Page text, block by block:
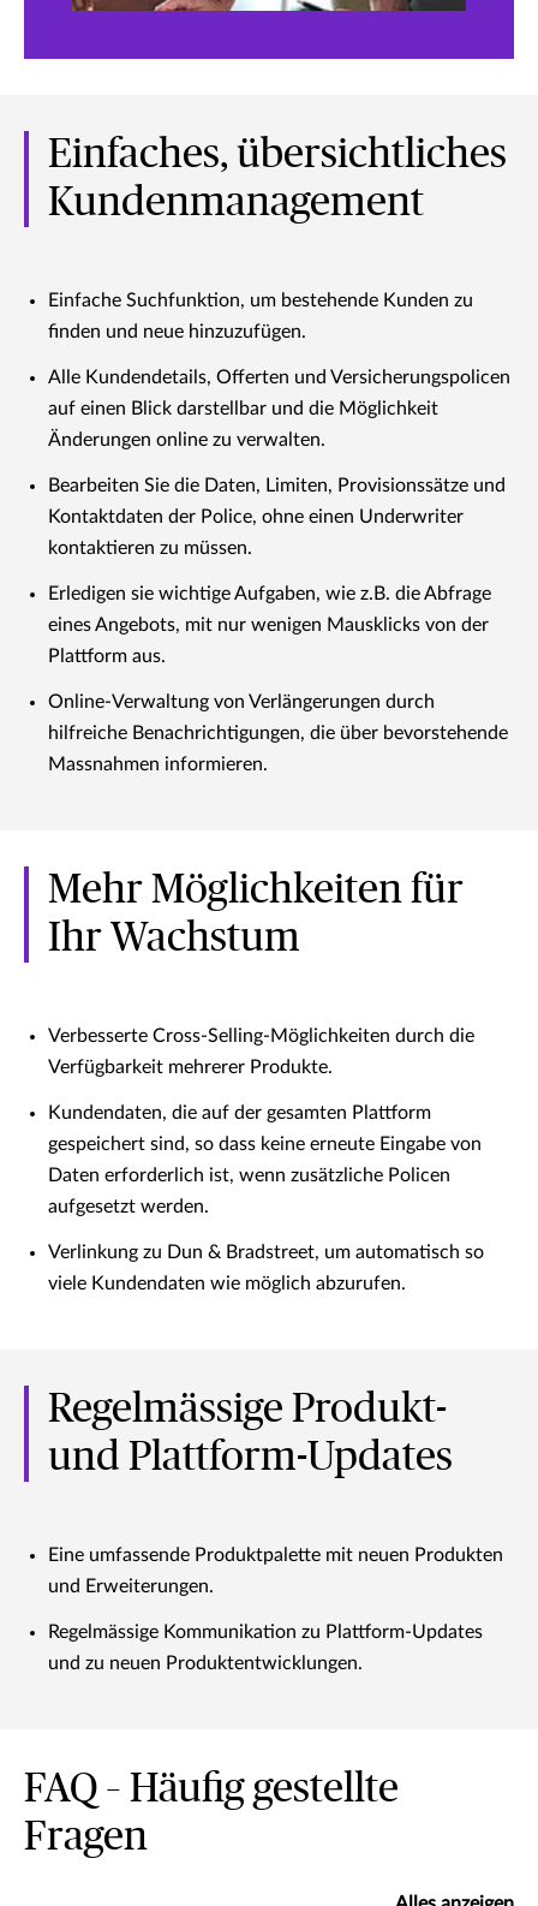
Einfaches, übersichtliches
Kundenmanagement
Einfache Suchfunktion, um bestehende Kunden zu
finden und neue hinzuzufügen.
Alle Kundendetails, Offerten und Versicherungspolicen
auf einen Blick darstellbar und die Möglichkeit
Änderungen online zu verwalten.
Bearbeiten Sie die Daten, Limiten, Provisionssätze und
Kontaktdaten der Police, ohne einen Underwriter
kontaktieren zu müssen.
Erledigen sie wichtige Aufgaben, wie z.B. die Abfrage
eines Angebots, mit nur wenigen Mausklicks von der
Plattform aus.
Online-Verwaltung von Verlängerungen durch
hilfreiche Benachrichtigungen, die über bevorstehende
Massnahmen informieren.
Mehr Möglichkeiten für
Ihr Wachstum
Verbesserte Cross-Selling-Möglichkeiten durch die
Verfügbarkeit mehrerer Produkte.
Kundendaten, die auf der gesamten Plattform
gespeichert sind, so dass keine erneute Eingabe von
Daten erforderlich ist, wenn zusätzliche Policen
aufgesetzt werden.
Verlinkung zu Dun & Bradstreet, um automatisch so
viele Kundendaten wie möglich abzurufen.
Regelmässige Produkt-
und Plattform-Updates
Eine umfassende Produktpalette mit neuen Produkten
und Erweiterungen.
Regelmässige Kommunikation zu Plattform-Updates
und zu neuen Produktentwicklungen.
FAQ – Häufig gestellte
Fragen